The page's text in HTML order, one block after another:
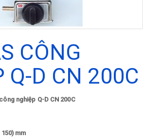
CÔNG
Q-D CN 200C
nghiệp Q-D CN 200C
mm